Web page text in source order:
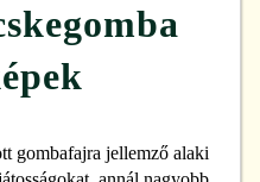
gombafajra jellemző alaki